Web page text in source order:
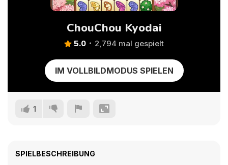
ChouChou Kyodai
5.0 2,794 mal gespielt
IM VOLLBILDMODUS SPIELEN
1
SPIELBESCHREIBUNG